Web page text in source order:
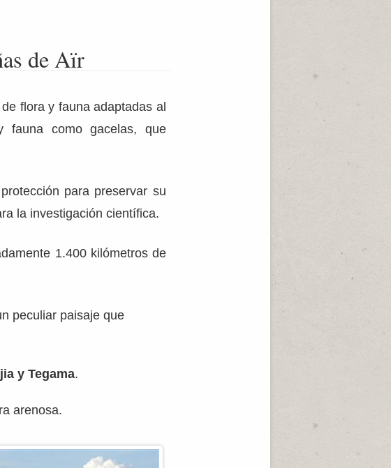
de Aïr
flora y fauna adaptadas al
fauna como gacelas, que
para preservar su
la investigación científica.
1.400 kilómetros de
peculiar paisaje que
y Tegama.
arenosa.